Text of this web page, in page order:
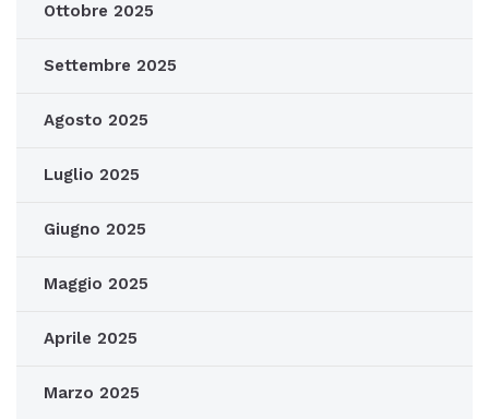
Ottobre 2025
Settembre 2025
Agosto 2025
Luglio 2025
Giugno 2025
Maggio 2025
Aprile 2025
Marzo 2025